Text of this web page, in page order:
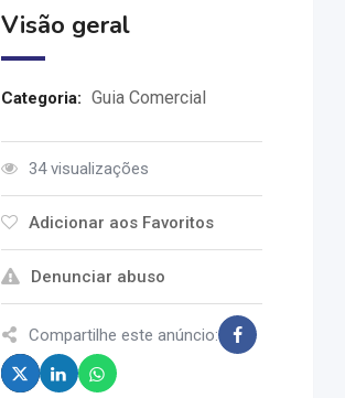
Visão geral
Categoria: Guia Comercial
34 visualizações
Adicionar aos Favoritos
Denunciar abuso
Compartilhe este anúncio: